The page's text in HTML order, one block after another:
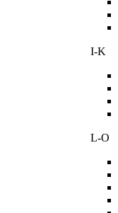
I-K
L-O